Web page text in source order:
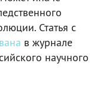
Статья с
в журнале
научного